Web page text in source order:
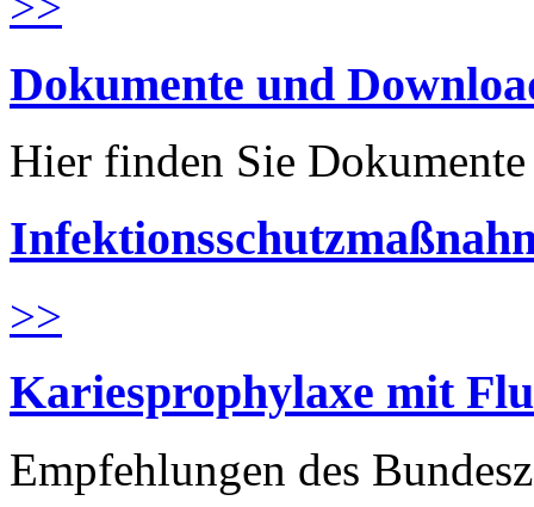
Dokumente und
Hier finden Sie
>>
Kariesprophylaxe mit
Empfehlungen des